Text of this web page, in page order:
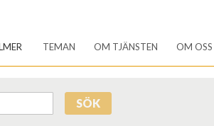
TEMAN OM TJÄNSTEN OM OSS
SÖK